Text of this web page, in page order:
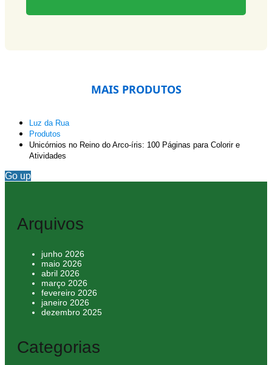
MAIS PRODUTOS
Luz da Rua
Produtos
Unicórnios no Reino do Arco-íris: 100 Páginas para Colorir e
Atividades
Go up
Arquivos
junho 2026
maio 2026
abril 2026
março 2026
fevereiro 2026
janeiro 2026
dezembro 2025
Categorias